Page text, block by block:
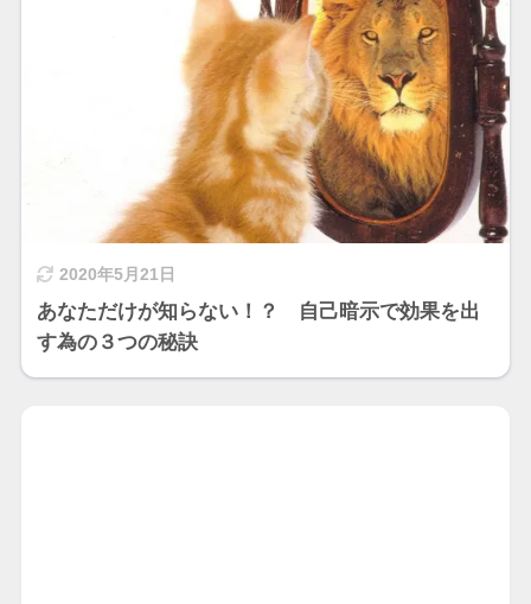
2020年5月21日
あなただけが知らない！？ 自己暗示で効果を出
す為の３つの秘訣